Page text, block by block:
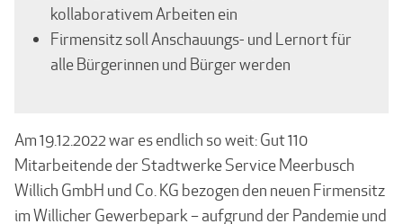
kollaborativem Arbeiten ein
Firmensitz soll Anschauungs- und Lernort für
alle Bürgerinnen und Bürger werden
Am 19.12.2022 war es endlich so weit: Gut 110
Mitarbeitende der Stadtwerke Service Meerbusch
Willich GmbH und Co. KG bezogen den neuen Firmensitz
im Willicher Gewerbepark – aufgrund der Pandemie und